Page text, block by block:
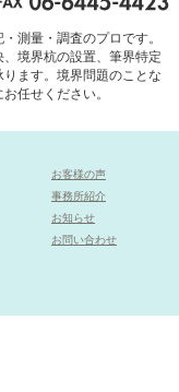
測量・調査のプロです。
境界杭の設置、筆界特定
ます。境界問題のことな
任せください。
お客様の声
事務所紹介
お知らせ
お問い合わせ